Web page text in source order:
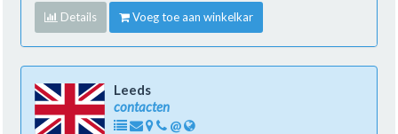
Details Voeg toe aan winkelkar
Leeds
contacten
@